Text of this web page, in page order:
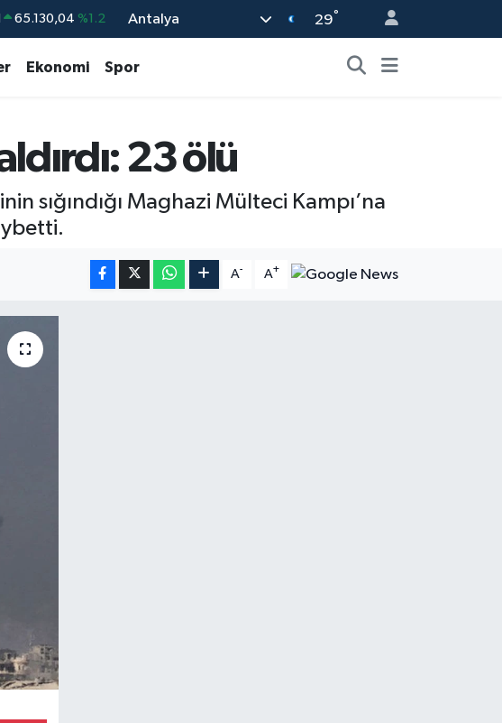
65.130,04 %1.2
6648.99 %2.59
Antalya 29°
Ekonomi Spor
23 ölü
sığındığı Maghazi Mülteci Kampı’na
A- A+